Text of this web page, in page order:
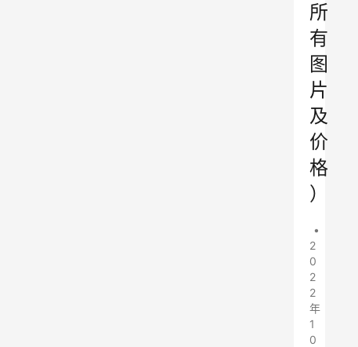
所
有
图
片
及
价
格
）
•
2
0
2
2
年
1
0